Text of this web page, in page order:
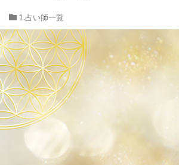
1.占い師一覧